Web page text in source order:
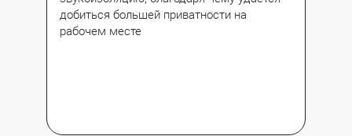
добиться большей приватности на
рабочем месте